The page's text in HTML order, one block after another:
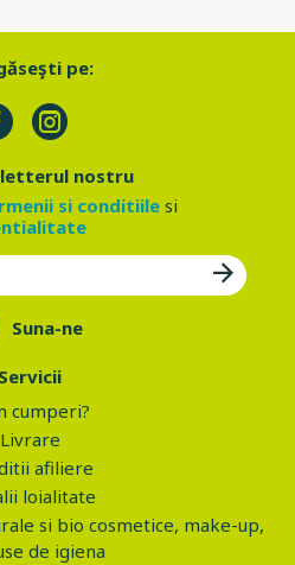
pe:
nostru
si conditiilesi
Suna-ne
Servicii
cumperi?
Livrare
afiliere
loialitate
si bio cosmetice, make-up,
de igiena